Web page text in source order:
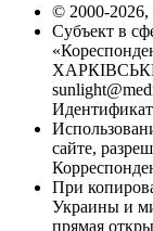
© 2000-2026,
Субъект в
сайте,
При
Украины и
прямая